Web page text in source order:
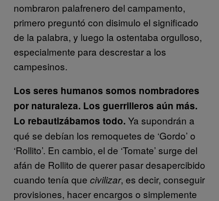
nombraron palafrenero del campamento,
primero preguntó con disimulo el significado
de la palabra, y luego la ostentaba orgulloso,
especialmente para descrestar a los
campesinos.
Los seres humanos somos nombradores
por naturaleza. Los guerrilleros aún más.
Lo rebautizábamos todo. Ya supondrán a
qué se debían los remoquetes de ‘Gordo’ o
‘Rollito’. En cambio, el de ‘Tomate’ surge del
afán de Rollito de querer pasar desapercibido
cuando tenía que civilizar, es decir, conseguir
provisiones, hacer encargos o simplemente